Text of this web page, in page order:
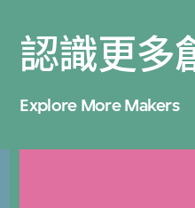
認識更多
Explore More Makers